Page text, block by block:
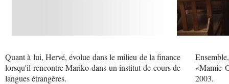
Quant à lui, Hervé, évolue dans le milieu de la finance
lorsqu'il rencontre Mariko dans un institut de cours de
langues étrangères.
«Mamie
2003.